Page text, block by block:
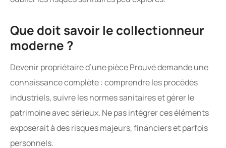
Que doit savoir le collectionneur
moderne ?
Devenir propriétaire d’une pièce Prouvé demande une
connaissance complète : comprendre les procédés
industriels, suivre les normes sanitaires et gérer le
patrimoine avec sérieux. Ne pas intégrer ces éléments
exposerait à des risques majeurs, financiers et parfois
personnels.